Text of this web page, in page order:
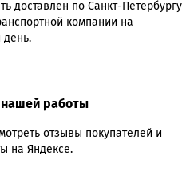
доставлен по Санкт-Петербургу
компании на
работы
отзывы покупателей и
на Яндексе.